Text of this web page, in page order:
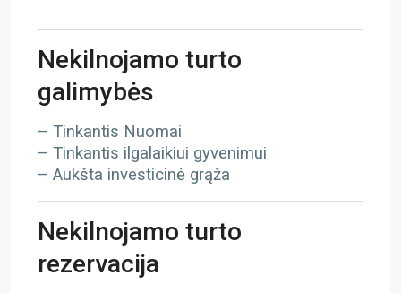
Nekilnojamo turto
galimybės
– Tinkantis Nuomai
– Tinkantis ilgalaikiui gyvenimui
– Aukšta investicinė grąža
Nekilnojamo turto
rezervacija